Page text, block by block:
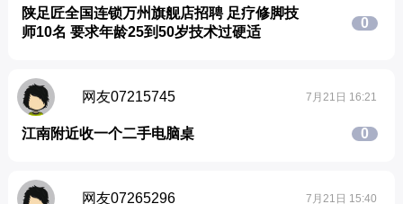
陕足匠全国连锁万州旗舰店招聘 足疗修脚技
师10名 要求年龄25到50岁技术过硬适
0
网友07215745 7月21日 16:21
江南附近收一个二手电脑桌 0
网友07265296 7月21日 15:40